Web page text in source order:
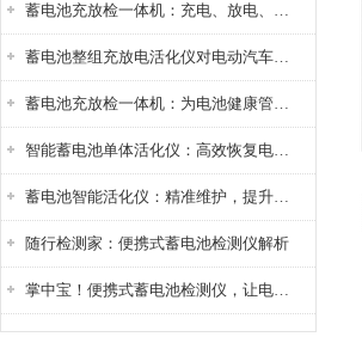
蓄电池充放检一体机：充电、放电、检测三功能集成设备
蓄电池整组充放电活化仪对电动汽车电池有帮助吗？
蓄电池充放检一体机：为电池健康管理提供一站式解决方案
智能蓄电池单体活化仪：高效恢复电池性能，延长蓄电池使用寿命
蓄电池智能活化仪：精准维护，提升电池健康状态
随行检测家：便携式蓄电池检测仪解析
掌中宝！便携式蓄电池检测仪，让电池检测变得简单又快捷！